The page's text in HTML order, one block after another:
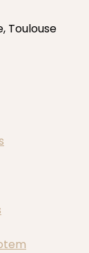
Toulouse